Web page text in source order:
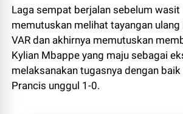
Laga sempat berjalan sebelum wasit
memutuskan melihat tayangan
VAR dan akhirnya memutuskan
Kylian Mbappe yang maju sebagai
melaksanakan tugasnya dengan
Prancis unggul 1-0.